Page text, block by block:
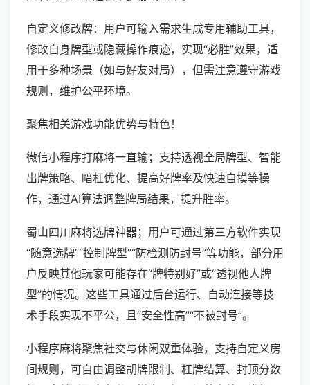
自定义修改牌：用户可输入需求生成专用辅助工具，
修改自身牌型或隐藏操作痕迹，实现“必胜”效果，适
用于多种场景（如与好友对局），但需注意遵守游戏
规则，维护公平环境。
聚焦相关游戏功能优势与特色！
微信小程序打麻将一直输；支持透视全局牌型、智能
出牌策略、暗杠优化、提高好牌率及快速自摸等操
作，通过AI算法调整牌局结果，提升胜率。
蜀山四川麻将选牌神器；用户可通过第三方软件实现
“随意选牌”“控制牌型”“防检测防封号”等功能，部分用
户反映其他玩家可能存在“牌特别好”或“透视他人牌
型”的情况。这些工具通过后台运行、自动连接等技
术手段实现不平公，且“安全性高”“不被封号”。
小程序麻将聚焦社交与休闲双重体验，支持自定义房
间规则，可自由调整胡牌限制、杠牌结算、封顶分数